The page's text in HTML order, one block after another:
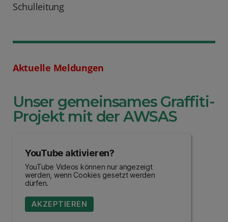
Schulleitung
Aktuelle Meldungen
Unser gemeinsames Graffiti-
Projekt mit der AWSAS
YouTube aktivieren?
YouTube Videos können nur angezeigt
werden, wenn Cookies gesetzt werden
dürfen.
AKZEPTIEREN